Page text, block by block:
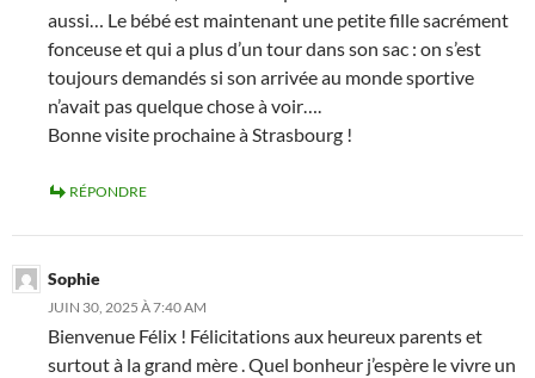
aussi… Le bébé est maintenant une petite fille sacrément
fonceuse et qui a plus d’un tour dans son sac : on s’est
toujours demandés si son arrivée au monde sportive
n’avait pas quelque chose à voir….
Bonne visite prochaine à Strasbourg !
RÉPONDRE
Sophie
JUIN 30, 2025 À 7:40 AM
Bienvenue Félix ! Félicitations aux heureux parents et
surtout à la grand mère . Quel bonheur j’espère le vivre un